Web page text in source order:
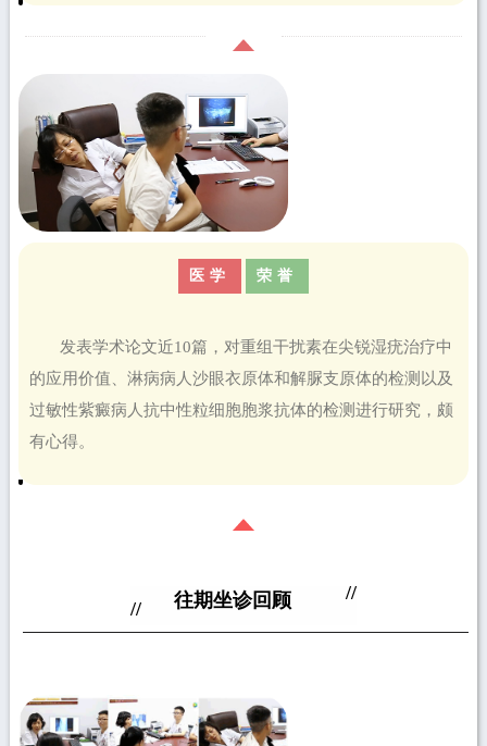
医学 荣誉
发表学术论文近10篇，对重组干扰素在尖锐湿疣治疗中
的应用价值、淋病病人沙眼衣原体和解脲支原体的检测以及
过敏性紫癜病人抗中性粒细胞胞浆抗体的检测进行研究，颇
有心得。
​// 往期坐诊回顾 //